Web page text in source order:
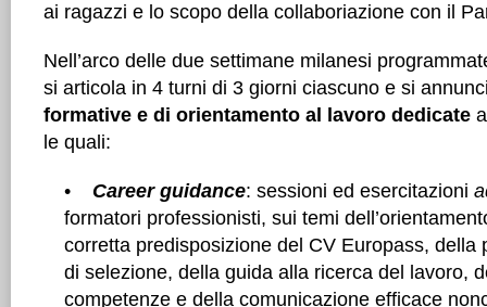
ai ragazzi e lo scopo della collaboriazione con il
Nell’arco delle due settimane milanesi
si articola in 4 turni di 3 giorni ciascuno e si
formative e di orientamento al lavoro dedicate
le quali:
• Career guidance: sessioni ed esercitazioni
formatori professionisti, sui temi
corretta predisposizione del CV Europass, della
di selezione, della guida alla ricerca del lavoro,
competenze e della comunicazione efficace